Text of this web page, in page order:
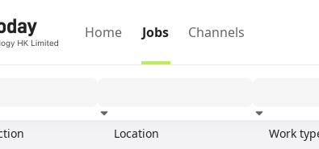
Home Jobs Channels
Location Work